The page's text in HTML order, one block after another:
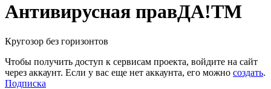
Антивирусная правДА!TM
Кругозор без горизонтов
Чтобы получить доступ к сервисам проекта, войдите на сайт
через аккаунт. Если у вас еще нет аккаунта, его можно создать.
Подписка